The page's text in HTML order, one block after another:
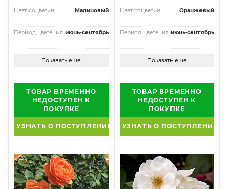
Цвет соцветий Малиновый
Период цветения июнь-сентябрь
Показать еще
ТОВАР ВРЕМЕННО
НЕДОСТУПЕН К
ПОКУПКЕ
УЗНАТЬ О ПОСТУПЛЕНИИ
Цвет соцветий Оранжевый
Период цветения июнь-сентябрь
Показать еще
ТОВАР ВРЕМЕННО
НЕДОСТУПЕН К
ПОКУПКЕ
УЗНАТЬ О ПОСТУПЛЕНИИ